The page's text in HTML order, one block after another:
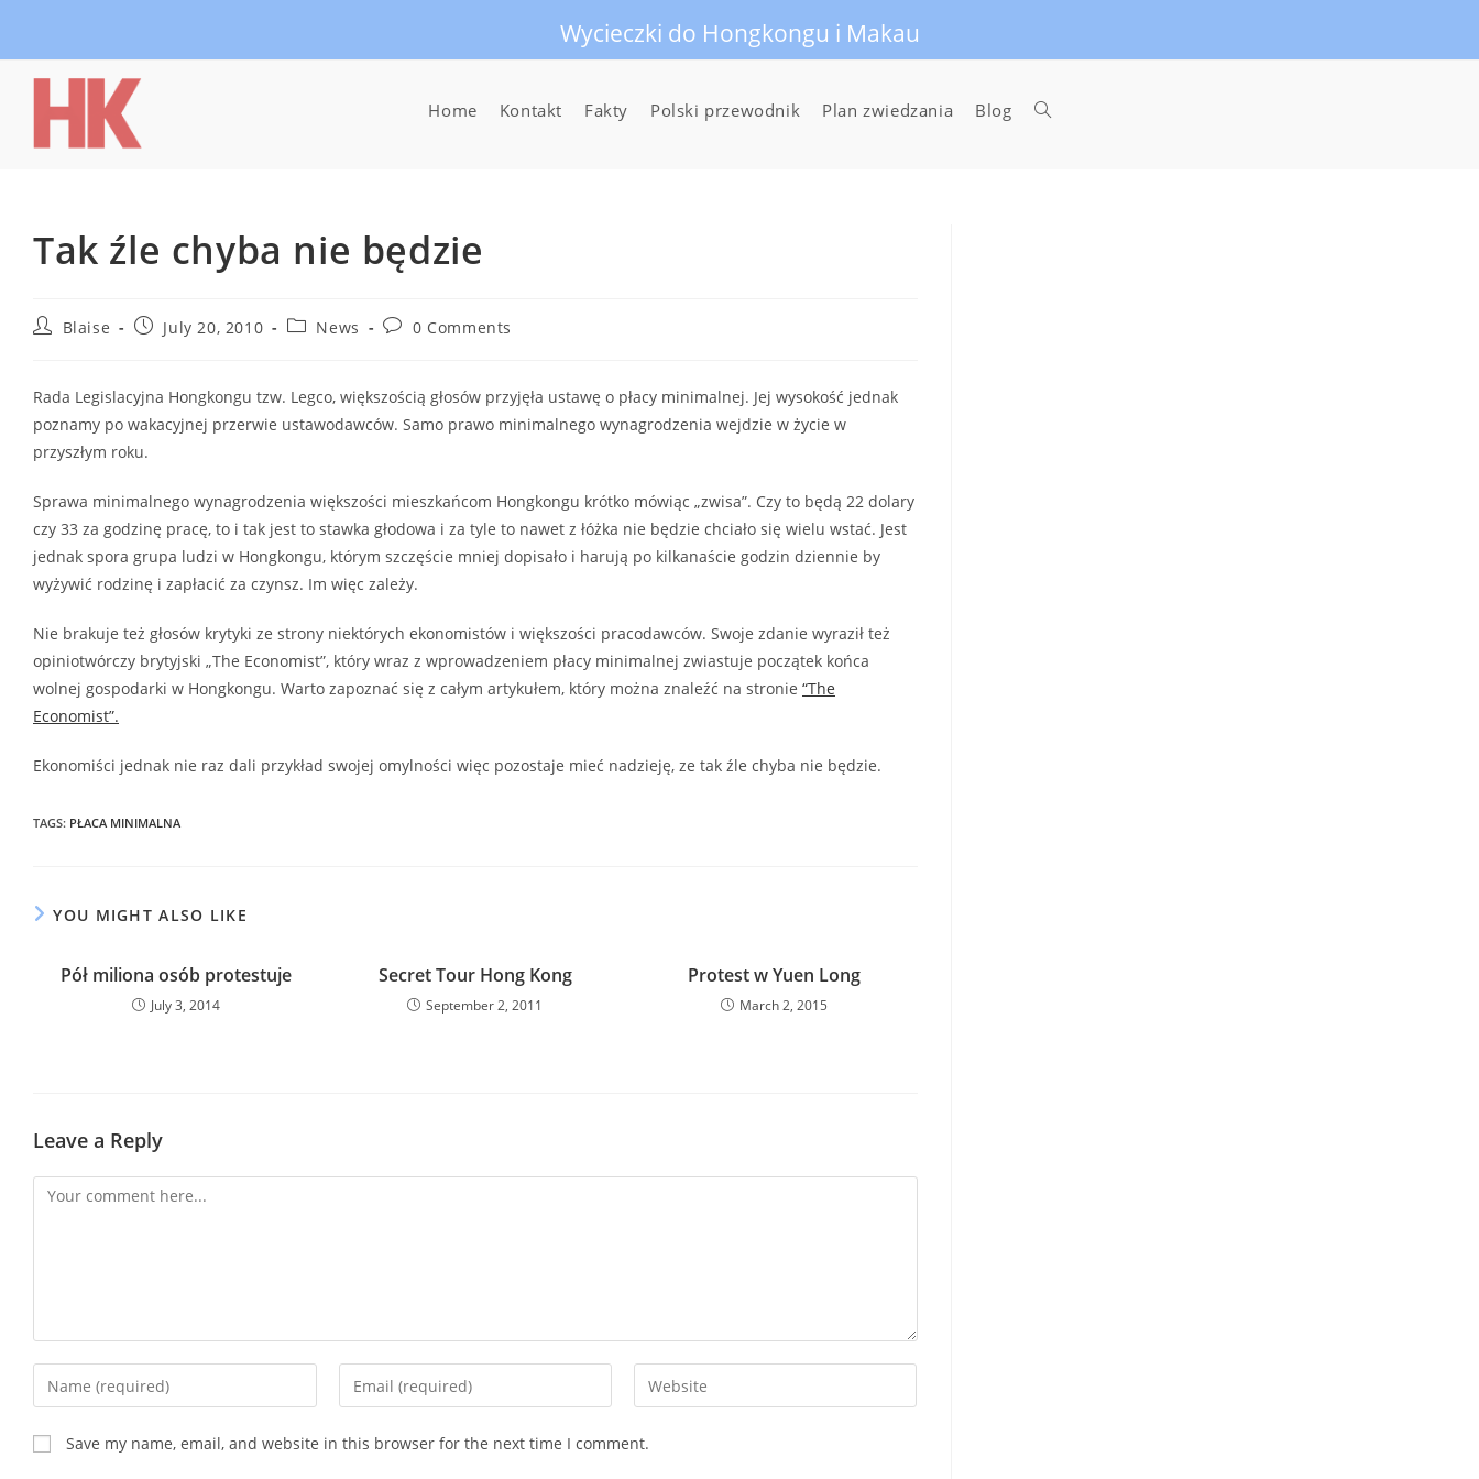
Wycieczki do Hongkongu i Makau
Home Kontakt Fakty Polski przewodnik Plan zwiedzania Blog Toggle
Tak źle chyba nie będzie
PostBlaise
PostJuly 20, 2010
PostNews
Post0 Comments
Rada Legislacyjna Hongkongu tzw. Legco, większością głosów przyjęła ustawę o płacy minimalnej. Jej wysokość jednak
poznamy po wakacyjnej przerwie ustawodawców. Samo prawo minimalnego wynagrodzenia wejdzie w życie w
przyszłym roku.
Sprawa minimalnego wynagrodzenia większości mieszkańcom Hongkongu krótko mówiąc „zwisa”. Czy to będą 22 dolary
czy 33 za godzinę pracę, to i tak jest to stawka głodowa i za tyle to nawet z łóżka nie będzie chciało się wielu wstać. Jest
jednak spora grupa ludzi w Hongkongu, którym szczęście mniej dopisało i harują po kilkanaście godzin dziennie by
wyżywić rodzinę i zapłacić za czynsz. Im więc zależy.
Nie brakuje też głosów krytyki ze strony niektórych ekonomistów i większości pracodawców. Swoje zdanie wyraził też
opiniotwórczy brytyjski „The Economist”, który wraz z wprowadzeniem płacy minimalnej zwiastuje początek końca
wolnej gospodarki w Hongkongu. Warto zapoznać się z całym artykułem, który można znaleźć na stronie “The
Economist”.
Ekonomiści jednak nie raz dali przykład swojej omylności więc pozostaje mieć nadzieję, ze tak źle chyba nie będzie.
TAGS: PŁACA MINIMALNA
YOU MIGHT ALSO LIKE
Pół miliona osób protestuje
July 3, 2014
Secret Tour Hong Kong
September 2, 2011
Protest w Yuen Long
March 2, 2015
Leave a Reply
Comment
Enter
your
name
or
Enter
your
Enter
your
Save my name, email, and website in this browser for the next time I comment.